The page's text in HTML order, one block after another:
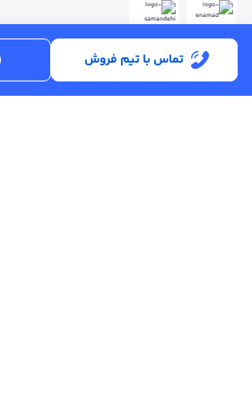
تماس با تیم فروش
ساعت کاری:شنبه تا پنجشنبه از ساعت 8:30 تا 17:00